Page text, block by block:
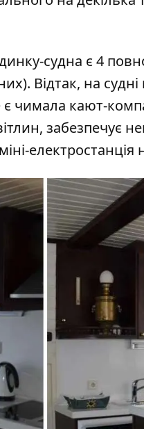
судна є 4
Відтак, на
є чимала кают-
електростанція